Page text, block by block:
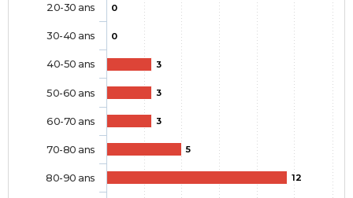
0
0
3
3
3
5
12
20-30 ans
30-40 ans
40-50 ans
50-60 ans
60-70 ans
70-80 ans
80-90 ans